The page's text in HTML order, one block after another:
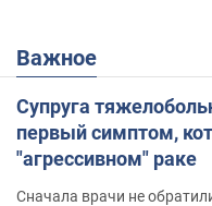
Важное
Супруга
первый симптом,
"агрессивном" раке
Сначала врачи не